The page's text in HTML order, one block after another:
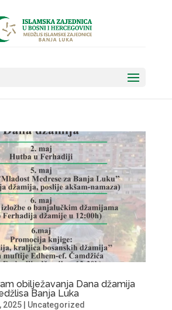
obilježavanja Dana džamija
Banja Luka
2025| Uncategorized